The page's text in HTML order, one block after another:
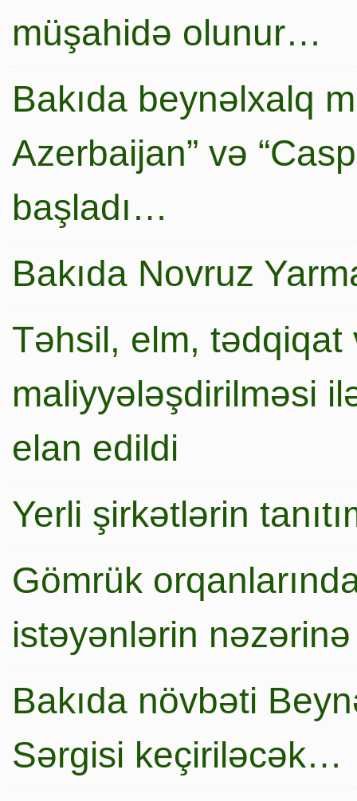
müşahidə olunur…
Bakıda beynəlxalq
Azerbaijan” və
başladı…
Bakıda Novruz
Təhsil, elm,
maliyyələşdirilməsi
elan edildi
Yerli şirkətlərin
Gömrük
istəyənlərin nəzərinə
Bakıda növbəti
Sərgisi keçiriləcək…